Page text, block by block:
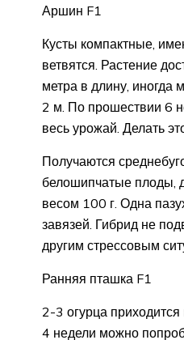
Аршин F1
Кусты компактные,
ветвятся. Растение
метра в длину, иногда
2 м. По прошествии 6
весь урожай. Делать
Получаются
белошипчатые плоды,
весом 100 г. Одна
завязей. Гибрид не
другим стрессовым
Ранняя пташка F1
2-3 огурца приходится
4 недели можно